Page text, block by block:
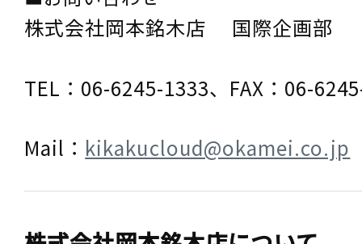
株式会社岡本銘木店 国際企画部
TEL：06-6245-1333、FAX：06-
Mail： kikakucloud@okamei.co.jp